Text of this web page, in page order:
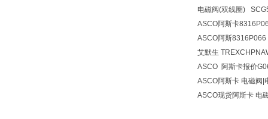
电磁阀(双线圈)
ASCO阿斯卡
ASCO阿斯
艾默生
ASCO 阿斯卡报价
ASCO阿斯卡 电磁阀|
ASCO现货阿斯卡 电